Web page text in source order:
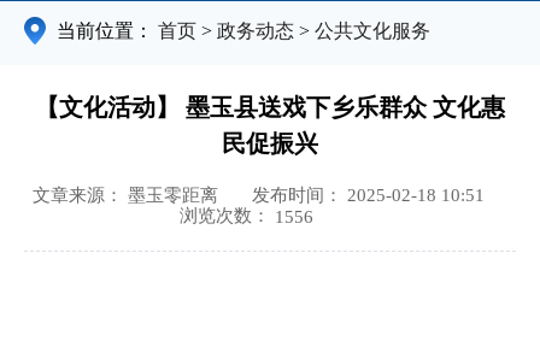
当前位置： 首页 > 政务动态 > 公共文化服务
【文化活动】 墨玉县送戏下乡乐群众 文化惠
民促振兴
文章来源： 墨玉零距离
发布时间： 2025-02-18 10:51
浏览次数： 1556